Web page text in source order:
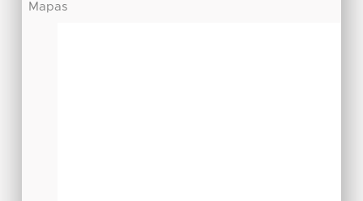
Mapas